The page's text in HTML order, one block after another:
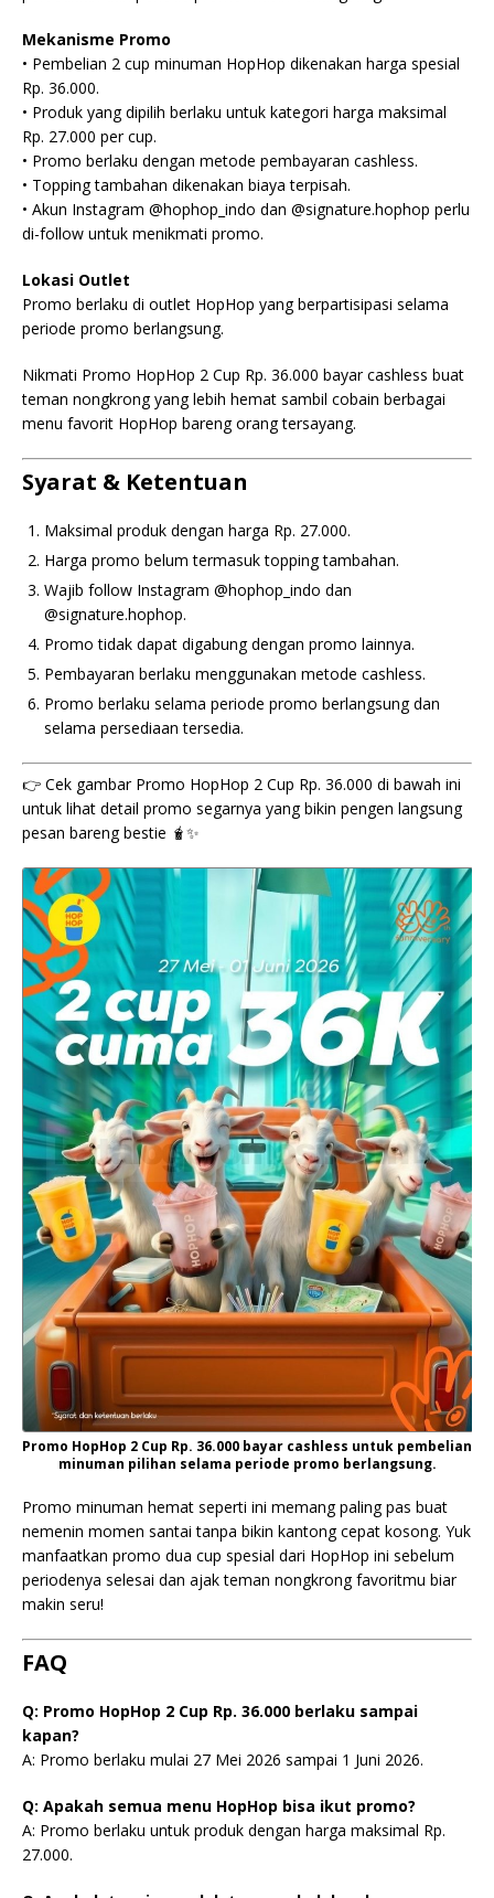
Mekanisme Promo
• Pembelian 2 cup minuman HopHop dikenakan harga spesial
Rp. 36.000.
• Produk yang dipilih berlaku untuk kategori harga maksimal
Rp. 27.000 per cup.
• Promo berlaku dengan metode pembayaran cashless.
• Topping tambahan dikenakan biaya terpisah.
• Akun Instagram @hophop_indo dan @signature.hophop perlu
di-follow untuk menikmati promo.
Lokasi Outlet
Promo berlaku di outlet HopHop yang berpartisipasi selama
periode promo berlangsung.
Nikmati Promo HopHop 2 Cup Rp. 36.000 bayar cashless buat
teman nongkrong yang lebih hemat sambil cobain berbagai
menu favorit HopHop bareng orang tersayang.
Syarat & Ketentuan
Maksimal produk dengan harga Rp. 27.000.
Harga promo belum termasuk topping tambahan.
Wajib follow Instagram @hophop_indo dan
@signature.hophop.
Promo tidak dapat digabung dengan promo lainnya.
Pembayaran berlaku menggunakan metode cashless.
Promo berlaku selama periode promo berlangsung dan
selama persediaan tersedia.
👉 Cek gambar Promo HopHop 2 Cup Rp. 36.000 di bawah ini
untuk lihat detail promo segarnya yang bikin pengen langsung
pesan bareng bestie 🧋✨
Promo HopHop 2 Cup Rp. 36.000 bayar cashless untuk pembelian
minuman pilihan selama periode promo berlangsung.
Promo minuman hemat seperti ini memang paling pas buat
nemenin momen santai tanpa bikin kantong cepat kosong. Yuk
manfaatkan promo dua cup spesial dari HopHop ini sebelum
periodenya selesai dan ajak teman nongkrong favoritmu biar
makin seru!
FAQ
Q: Promo HopHop 2 Cup Rp. 36.000 berlaku sampai
kapan?
A: Promo berlaku mulai 27 Mei 2026 sampai 1 Juni 2026.
Q: Apakah semua menu HopHop bisa ikut promo?
A: Promo berlaku untuk produk dengan harga maksimal Rp.
27.000.